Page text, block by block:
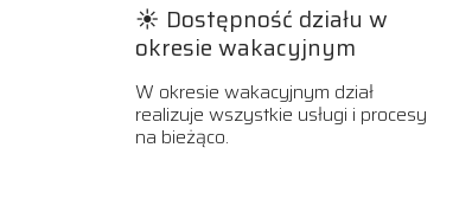
☀️ Dostępność działu w
okresie wakacyjnym
W okresie wakacyjnym dział
realizuje wszystkie usługi i procesy
na bieżąco.